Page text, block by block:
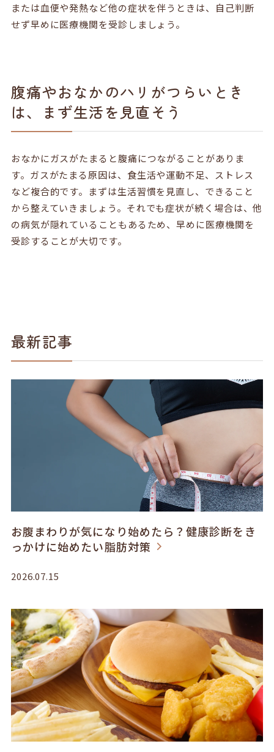
または血便や発熱など他の症状を伴うときは、自己判断
せず早めに医療機関を受診しましょう。
腹痛やおなかのハリがつらいとき
は、まず生活を見直そう
おなかにガスがたまると腹痛につながることがありま
す。ガスがたまる原因は、食生活や運動不足、ストレス
など複合的です。まずは生活習慣を見直し、できること
から整えていきましょう。それでも症状が続く場合は、他
の病気が隠れていることもあるため、早めに医療機関を
受診することが大切です。
最新記事
お腹まわりが気になり始めたら？健康診断をき
っかけに始めたい脂肪対策
2026.07.15